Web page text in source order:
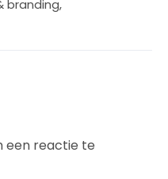
branding,
een reactie te